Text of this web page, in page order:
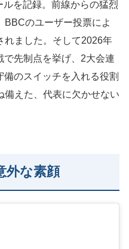
ルを記録。前線からの猛烈
BBCのユーザー投票によ
れました。そして2026年
先制点を挙げ、2大会連
のスイッチを入れる役割
備えた、代表に欠かせない
外な素顔